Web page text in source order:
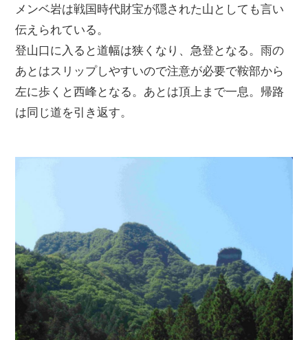
メンベ岩は戦国時代財宝が隠された山としても言い
伝えられている。
登山口に入ると道幅は狭くなり、急登となる。雨の
あとはスリップしやすいので注意が必要で鞍部から
左に歩くと西峰となる。あとは頂上まで一息。帰路
は同じ道を引き返す。